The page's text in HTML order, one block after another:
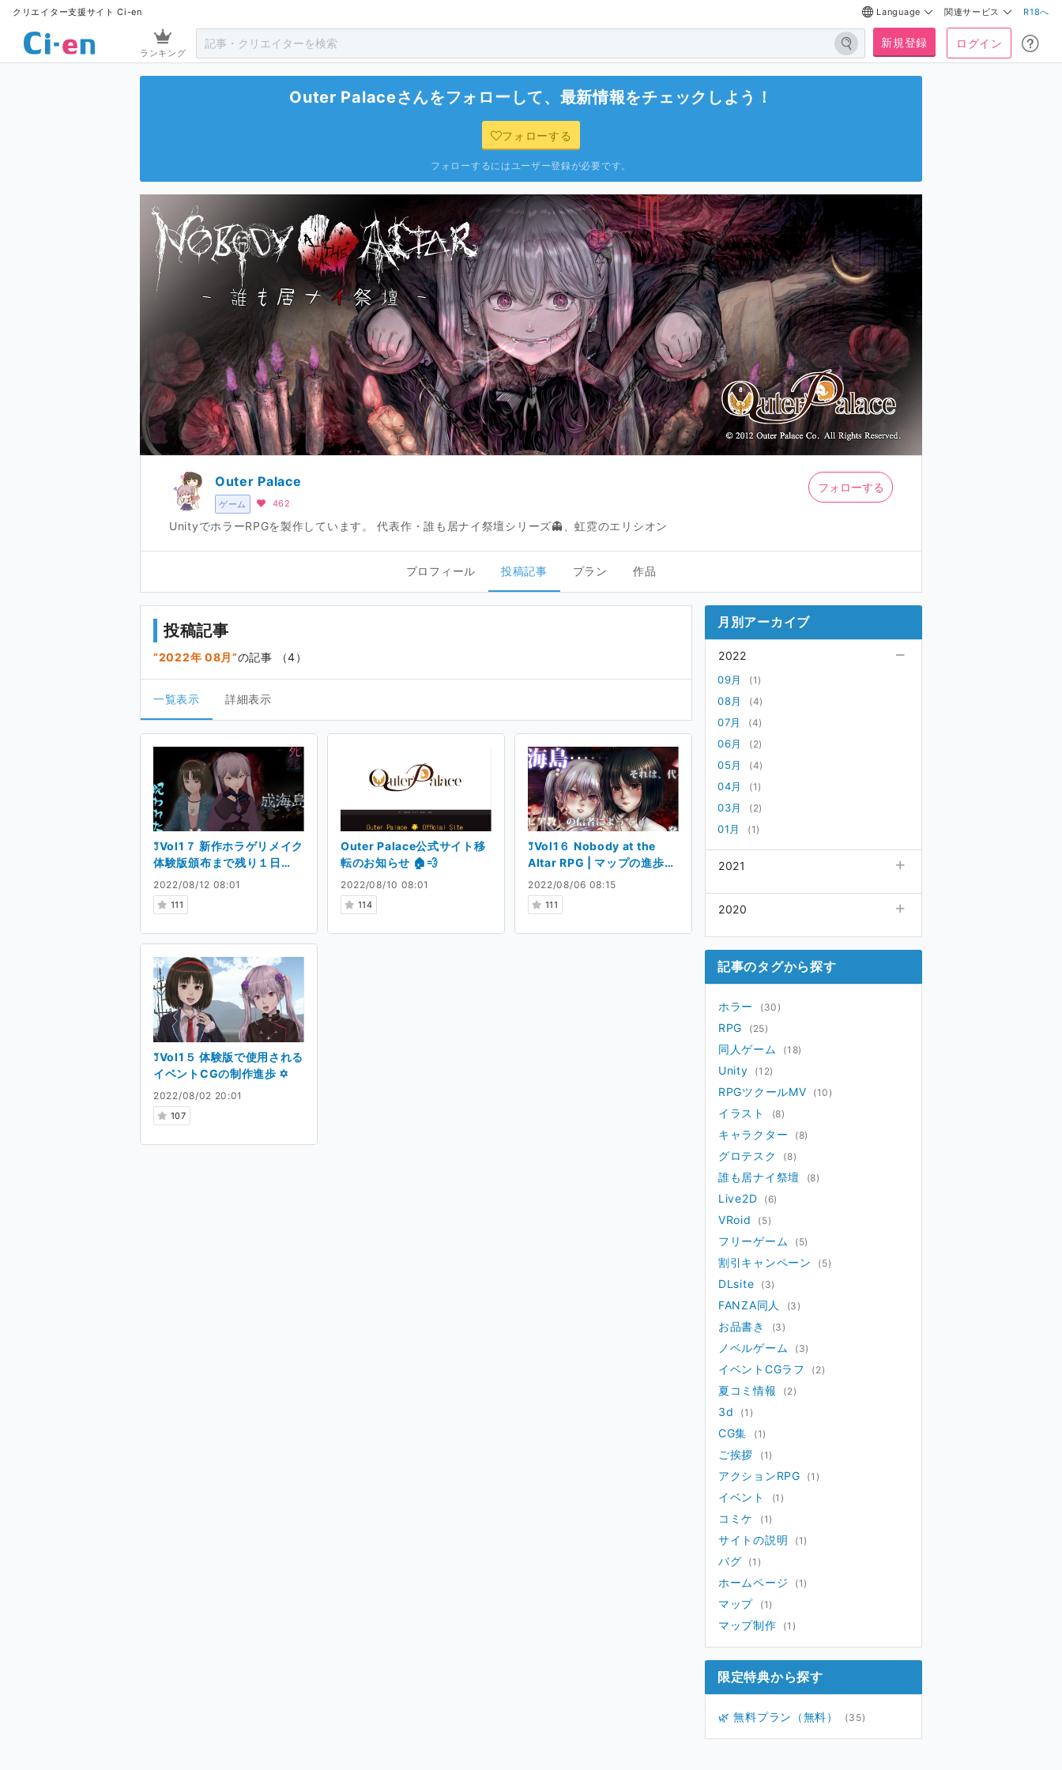
クリエイター支援サイト Ci-en Language 関連サービス R18へ
ランキング
新規登録 ログイン
Outer Palaceさんをフォローして、最新情報をチェックしよう！
フォローする
フォローするにはユーザー登録が必要です。
ゲーム
Outer Palace
462
UnityでホラーRPGを製作しています。 代表作・誰も居ナイ祭壇シリーズ👻、虹霓のエリシオン
フォローする
プロフィール 投稿記事 プラン 作品
投稿記事
2022年 08月 の記事 （4）
一覧表示 詳細表示
2022/08/12 08:01
111
꒸Vol1７ 新作ホラゲリメイク
体験版頒布まで残り１日
❗【１日目 西さ29b】 ✡
2022/08/10 08:01
114
Outer Palace公式サイト移
転のお知らせ 🏠💨
2022/08/06 08:15
111
꒸Vol1６ Nobody at the
Altar RPG | マップの進歩状
況 ✡
2022/08/02 20:01
107
꒸Vol1５ 体験版で使用される
イベントCGの制作進歩 ✡
月別アーカイブ
2022
09月 (1)
08月 (4)
07月 (4)
06月 (2)
05月 (4)
04月 (1)
03月 (2)
01月 (1)
2021
02月
2020
記事のタグから探す
ホラー (30)
RPG (25)
同人ゲーム (18)
Unity (12)
RPGツクールMV (10)
イラスト (8)
キャラクター (8)
グロテスク (8)
誰も居ナイ祭壇 (8)
Live2D (6)
VRoid (5)
フリーゲーム (5)
割引キャンペーン (5)
DLsite (3)
FANZA同人 (3)
お品書き (3)
ノベルゲーム (3)
イベントCGラフ (2)
夏コミ情報 (2)
3d (1)
CG集 (1)
ご挨拶 (1)
アクションRPG (1)
イベント (1)
コミケ (1)
サイトの説明 (1)
バグ (1)
ホームページ (1)
マップ (1)
マップ制作 (1)
限定特典から探す
🌿 無料プラン（無料） (35)